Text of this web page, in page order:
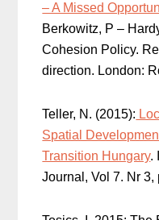
– A Missed
Berkowitz, P –
Cohesion Policy.
direction. London:
Teller, N. (2015):
Spatial
Transition Hungary.
Journal, Vol 7. Nr 3,